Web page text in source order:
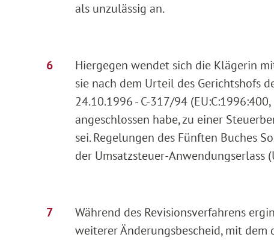
als unzulässig an.
Hiergegen wendet sich die Klägerin
sie nach dem Urteil des Gerichtshofs
24.10.1996 - C-317/94
angeschlossen habe, zu einer
sei. Regelungen des Fünften Buches
der Umsatzsteuer-Anwendungserlass
Während des Revisionsverfahrens
weiterer Änderungsbescheid, mit